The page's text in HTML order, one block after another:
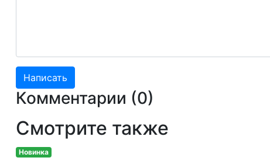
Комментарии (0)
Смотрите также
Новинка